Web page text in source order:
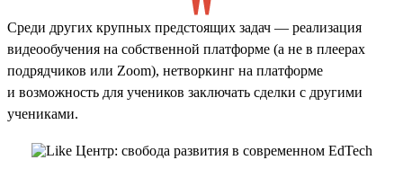
Среди других крупных предстоящих задач — реализация
видеообучения на собственной платформе (а не в плеерах
подрядчиков или Zoom), нетворкинг на платформе
и возможность для учеников заключать сделки с другими
учениками.